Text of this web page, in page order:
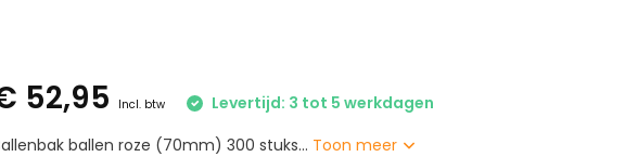
52,95 Incl. btw
Levertijd: 3 tot 5 werkdagen
ballen roze (70mm) 300 stuks... Toon meer